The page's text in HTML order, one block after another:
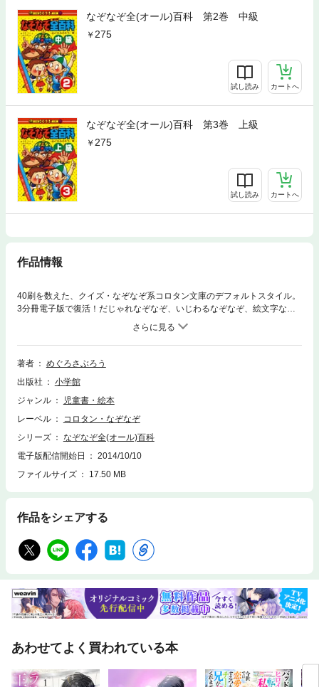
なぞなぞ全(オール)百科 第2巻 中級
275
試し読み カートへ
なぞなぞ全(オール)百科 第3巻 上級
275
試し読み カートへ
作品情報
40刷を数えた、クイズ・なぞなぞ系コロタン文庫のデフォルトスタイル。
3分冊電子版で復活！だじゃれなぞなぞ、いじわるなぞなぞ、絵文字なぞ
なぞ、算数なぞなぞ、なぞなぞの基本はすべてこの一冊の中にあり！『ダ
ンプカーが止まったので、ある人が運転手さんにたずねた。「となりに乗
っているのは、息子さんですか？」「はい、そうです。」今度はその息子
に話しかけた。「お父さんと、いっしょにお仕事ができて、いいです
の数々が、今夜もきみを悩ませる。挑戦者はいつでも大歓迎！なぞなぞ全
百科上級編！※上の問題の答えは『運転手さんはお母さんだった』
著者
めぐろさぶろう
出版社
小学館
ジャンル
児童書・絵本
レーベル
コロタン・なぞなぞ
シリーズ
なぞなぞ全(オール)百科
電子版配信開始日
2014/10/10
ファイルサイズ
17.50 MB
作品をシェアする
あわせてよく買われている本